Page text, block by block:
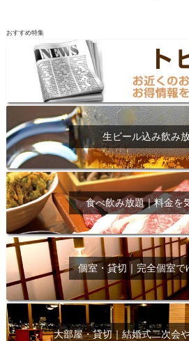
おすすめ特集
生ビール込み飲み
食べ飲み放題｜料金を
個室・貸切｜完全個室で
大部屋・貸切｜結婚式二次会